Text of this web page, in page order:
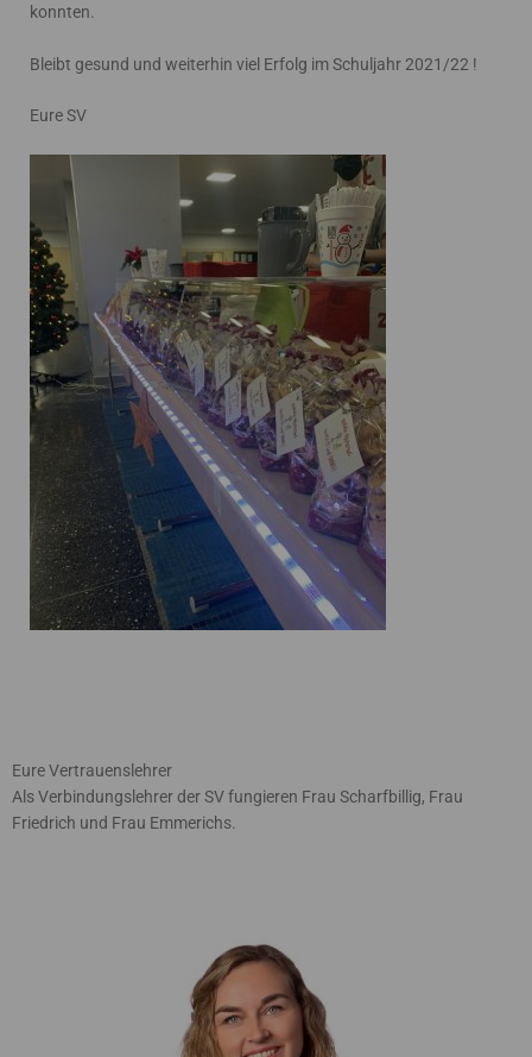
konnten.
Bleibt gesund und weiterhin viel Erfolg im Schuljahr 2021/22 !
Eure SV
Eure Vertrauenslehrer
Als Verbindungslehrer der SV fungieren Frau Scharfbillig, Frau
Friedrich und Frau Emmerichs.